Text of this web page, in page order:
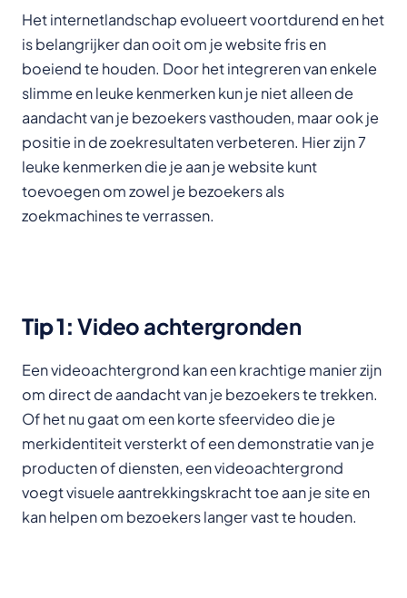
Het internetlandschap evolueert voortdurend en het
is belangrijker dan ooit om je website fris en
boeiend te houden. Door het integreren van enkele
slimme en leuke kenmerken kun je niet alleen de
aandacht van je bezoekers vasthouden, maar ook je
positie in de zoekresultaten verbeteren. Hier zijn 7
leuke kenmerken die je aan je website kunt
toevoegen om zowel je bezoekers als
zoekmachines te verrassen.
Tip 1:Video achtergronden
Een videoachtergrond kan een krachtige manier zijn
om direct de aandacht van je bezoekers te trekken.
Of het nu gaat om een korte sfeervideo die je
merkidentiteit versterkt of een demonstratie van je
producten of diensten, een videoachtergrond
voegt visuele aantrekkingskracht toe aan je site en
kan helpen om bezoekers langer vast te houden.